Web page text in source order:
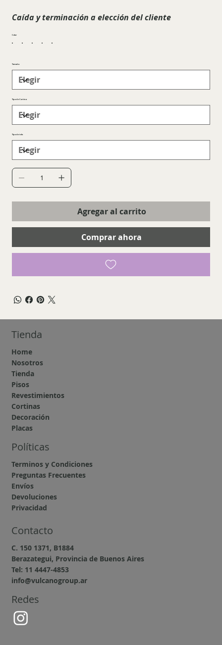
Caída y terminación a elección del cliente
Color
Tamaño
Tipo de Cortina
Tipo de tela
Agregar al carrito
Comprar ahora
Tienda
Home
Nosotros
Tienda
Pisos
Revestimientos
Cortinas
Decoración
Placas
Políticas
Terminos y Condiciones
Preguntas Frecuentes
Envíos
Devoluciones
Privacidad
Contacto
C. 150 1371, B1884
Berazategui, Provincia de Buenos Aires
Tel: 11 4447-4853
info@vulcanogroup.ar
Redes